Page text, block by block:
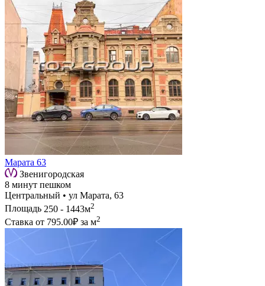
Марата 63
Звенигородская
8 минут пешком
Центральный • ул Марата, 63
Площадь 250 - 1443м2
Ставка от 795.00₽ за м2